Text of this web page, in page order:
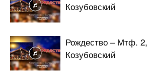
Козубовский
Рождество – Мтф.
Козубовский